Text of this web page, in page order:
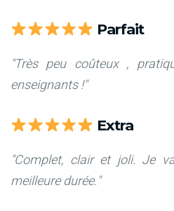
Parfait
"Très peu coûteux ,
enseignants !"
Extra
"Complet, clair et joli. Je
meilleure durée."